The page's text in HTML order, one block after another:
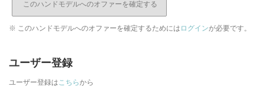
※ このハンドモデルへのオファーを確定するためには ログインが必要です。
ユーザー登録
ユーザー登録は こちらから